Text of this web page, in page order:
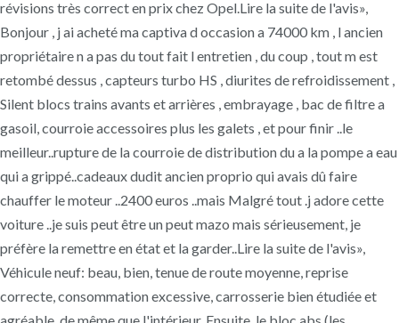
révisions très correct en prix chez Opel.Lire la suite de l'avis»,
Bonjour , j ai acheté ma captiva d occasion a 74000 km , l ancien
propriétaire n a pas du tout fait l entretien , du coup , tout m est
retombé dessus , capteurs turbo HS , diurites de refroidissement ,
Silent blocs trains avants et arrières , embrayage , bac de filtre a
gasoil, courroie accessoires plus les galets , et pour finir ..le
meilleur..rupture de la courroie de distribution du a la pompe a eau
qui a grippé..cadeaux dudit ancien proprio qui avais dû faire
chauffer le moteur ..2400 euros ..mais Malgré tout .j adore cette
voiture ..je suis peut être un peut mazo mais sérieusement, je
préfère la remettre en état et la garder..Lire la suite de l'avis»,
Véhicule neuf: beau, bien, tenue de route moyenne, reprise
correcte, consommation excessive, carrosserie bien étudiée et